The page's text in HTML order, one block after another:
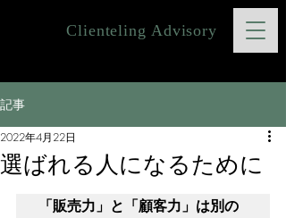
Clienteling Advisory
記事
選ばれる人になるために
2022年4月22日
「販売力」と「顧客力」は別の